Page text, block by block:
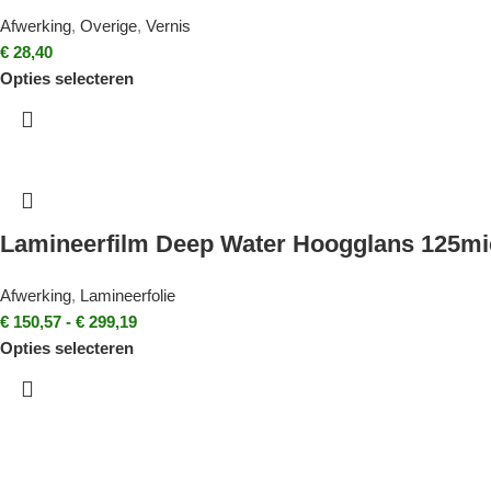
Afwerking, Overige, Vernis
€ 28,40
Opties selecteren
Lamineerfilm Deep Water Hoogglans
Afwerking, Lamineerfolie
€ 150,57 - € 299,19
Opties selecteren